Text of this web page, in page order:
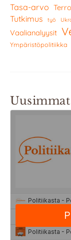
Tasa-arvo
Tutkimus työ
Vaalianalyysit
Ympäristöpolitiikka